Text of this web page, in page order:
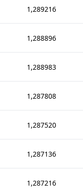
1,289216
1,288896
1,288983
1,287808
1,287520
1,287136
1,287216